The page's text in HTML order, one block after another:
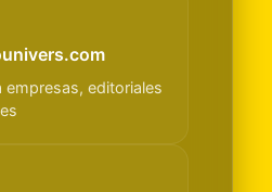
empresas, editoriales